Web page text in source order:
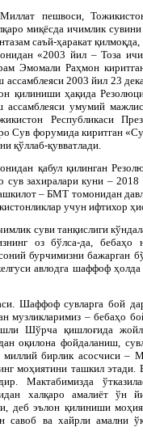
пешвоси,
миқёсда ичимлик
саъй-ҳаракат
«2003 йил – Тоза
Эмомали Раҳмон
2003 йил 23
қилиниши ҳақида
умумий
Республикаси
Сув форумида киритган
қўллаб-қувватлади.
қабул қилинган
сув захиралари куни –
– БМТ томонидан
учун ифтихор
суви танқислиги
оз бўлса-да, бебаҳо
бурчимизни бажарган
авлодга шаффоф
Шаффоф сувларга бой
музликларимиз – бебаҳо
Шўрча қишлоғида
оқилона фойдаланиш,
бирлик асосчиси –
моҳиятини ташкил этади.
Мактабимизда
халқаро амалиёт ўн
эълон қилиниши
ва хайрли амални